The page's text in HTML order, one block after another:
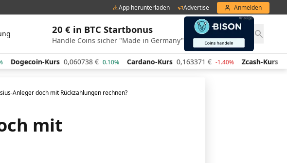
App herunterladen Advertise Anmelden
20 € in BTC Startbonus
Handle Coins sicher "Made in Germany"
Kurs 0,060738 € 0.10% Cardano-Kurs 0,163371 € -1.40% Zcash-Kurs 443,41 € -
Anleger doch mit Rückzahlungen rechnen?
mit